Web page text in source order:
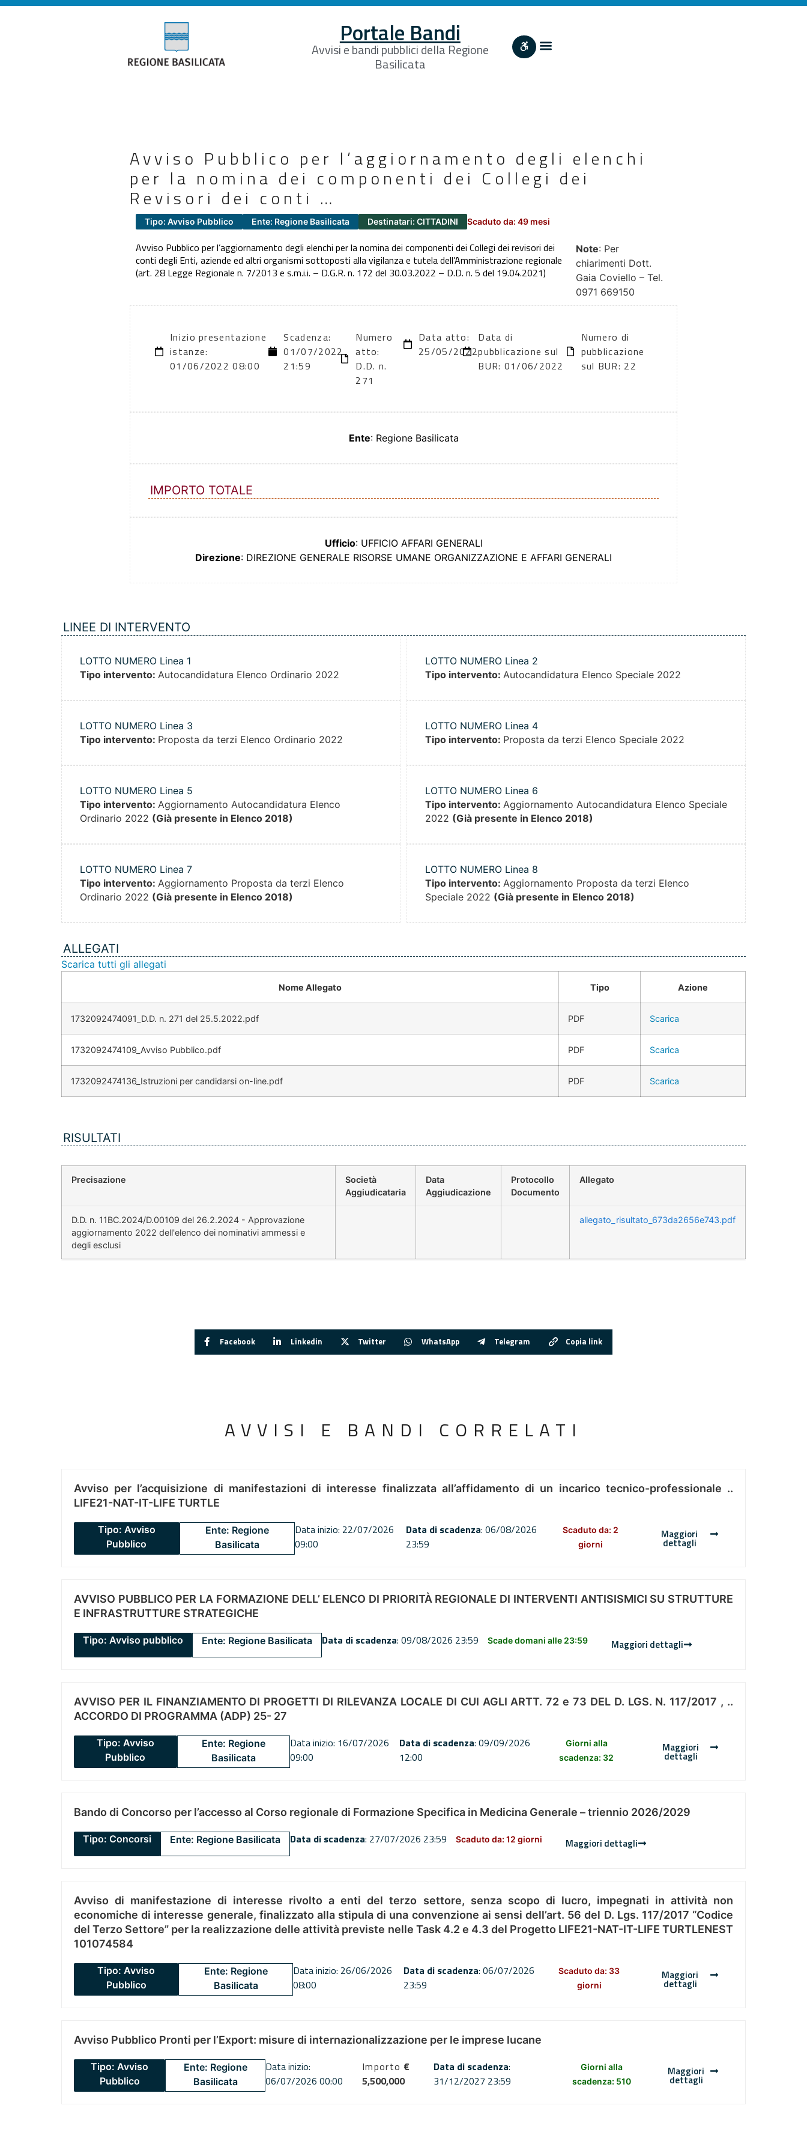
Portale Bandi
Avvisi e bandi pubblici della Regione
Basilicata
Avviso Pubblico per l’aggiornamento degli elenchi
per la nomina dei componenti dei Collegi dei
Revisori dei conti …
Tipo: Avviso Pubblico Ente: Regione Basilicata Destinatari: CITTADINI Scaduto da: 49 mesi
Avviso Pubblico per l’aggiornamento degli elenchi per la nomina dei componenti dei Collegi dei revisori dei
conti degli Enti, aziende ed altri organismi sottoposti alla vigilanza e tutela dell’Amministrazione regionale
(art. 28 Legge Regionale n. 7/2013 e s.m.i.i. – D.G.R. n. 172 del 30.03.2022 – D.D. n. 5 del 19.04.2021)
Note: Per
chiarimenti Dott.
Gaia Coviello – Tel.
0971 669150
Inizio presentazione
istanze:
01/06/2022 08:00
Scadenza:
01/07/2022
21:59
Numero
atto:
D.D. n.
271
Data atto:
25/05/2022
Data di
pubblicazione sul
BUR: 01/06/2022
Numero di
pubblicazione
sul BUR: 22
Ente: Regione Basilicata
IMPORTO TOTALE
Ufficio: UFFICIO AFFARI GENERALI
Direzione: DIREZIONE GENERALE RISORSE UMANE ORGANIZZAZIONE E AFFARI GENERALI
LINEE DI INTERVENTO
LOTTO NUMERO Linea 1
Tipo intervento: Autocandidatura Elenco Ordinario 2022
LOTTO NUMERO Linea 2
Tipo intervento: Autocandidatura Elenco Speciale 2022
LOTTO NUMERO Linea 3
Tipo intervento: Proposta da terzi Elenco Ordinario 2022
LOTTO NUMERO Linea 4
Tipo intervento: Proposta da terzi Elenco Speciale 2022
LOTTO NUMERO Linea 5
Tipo intervento: Aggiornamento Autocandidatura Elenco
Ordinario 2022 (Già presente in Elenco 2018)
LOTTO NUMERO Linea 6
Tipo intervento: Aggiornamento Autocandidatura Elenco Speciale
2022 (Già presente in Elenco 2018)
LOTTO NUMERO Linea 7
Tipo intervento: Aggiornamento Proposta da terzi Elenco
Ordinario 2022 (Già presente in Elenco 2018)
LOTTO NUMERO Linea 8
Tipo intervento: Aggiornamento Proposta da terzi Elenco
Speciale 2022 (Già presente in Elenco 2018)
ALLEGATI
Scarica tutti gli allegati
Nome Allegato Tipo Azione
1732092474091_D.D. n. 271 del 25.5.2022.pdf PDF Scarica
1732092474109_Avviso Pubblico.pdf PDF Scarica
1732092474136_Istruzioni per candidarsi on-line.pdf PDF Scarica
RISULTATI
Precisazione
Società
Aggiudicataria
Data
Aggiudicazione
Protocollo
Documento
Allegato
D.D. n. 11BC.2024/D.00109 del 26.2.2024 - Approvazione
aggiornamento 2022 dell'elenco dei nominativi ammessi e
degli esclusi
allegato_risultato_673da2656e743.pdf
Facebook Linkedin Twitter WhatsApp Telegram Copia link
AVVISI E BANDI CORRELATI
Avviso per l’acquisizione di manifestazioni di interesse finalizzata all’affidamento di un incarico tecnico-professionale ..
LIFE21-NAT-IT-LIFE TURTLE
Tipo: Avviso
Pubblico
Ente: Regione
Basilicata
Data inizio: 22/07/2026
09:00
Data di scadenza: 06/08/2026
23:59
Scaduto da: 2
giorni
Maggiori
dettagli
AVVISO PUBBLICO PER LA FORMAZIONE DELL’ ELENCO DI PRIORITÀ REGIONALE DI INTERVENTI ANTISISMICI SU STRUTTURE
E INFRASTRUTTURE STRATEGICHE
Tipo: Avviso pubblico Ente: Regione Basilicata Data di scadenza: 09/08/2026 23:59 Scade domani alle 23:59 Maggiori dettagli
AVVISO PER IL FINANZIAMENTO DI PROGETTI DI RILEVANZA LOCALE DI CUI AGLI ARTT. 72 e 73 DEL D. LGS. N. 117/2017 , ..
ACCORDO DI PROGRAMMA (ADP) 25- 27
Tipo: Avviso
Pubblico
Ente: Regione
Basilicata
Data inizio: 16/07/2026
09:00
Data di scadenza: 09/09/2026
12:00
Giorni alla
scadenza: 32
Maggiori
dettagli
Bando di Concorso per l’accesso al Corso regionale di Formazione Specifica in Medicina Generale – triennio 2026/2029
Tipo: Concorsi Ente: Regione Basilicata Data di scadenza: 27/07/2026 23:59 Scaduto da: 12 giorni Maggiori dettagli
Avviso di manifestazione di interesse rivolto a enti del terzo settore, senza scopo di lucro, impegnati in attività non
economiche di interesse generale, finalizzato alla stipula di una convenzione ai sensi dell’art. 56 del D. Lgs. 117/2017 “Codice
del Terzo Settore” per la realizzazione delle attività previste nelle Task 4.2 e 4.3 del Progetto LIFE21-NAT-IT-LIFE TURTLENEST
101074584
Tipo: Avviso
Pubblico
Ente: Regione
Basilicata
Data inizio: 26/06/2026
08:00
Data di scadenza: 06/07/2026
23:59
Scaduto da: 33
giorni
Maggiori
dettagli
Avviso Pubblico Pronti per l’Export: misure di internazionalizzazione per le imprese lucane
Tipo: Avviso
Pubblico
Ente: Regione
Basilicata
Data inizio:
06/07/2026 00:00
Importo €
5,500,000
Data di scadenza:
31/12/2027 23:59
Giorni alla
scadenza: 510
Maggiori
dettagli